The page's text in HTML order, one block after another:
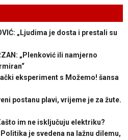
„Ljudima je dosta i prestali su
„Plenković ili namjerno
eksperiment s Možemo! šansa
postanu plavi, vrijeme je za žute.
im ne isključuju elektriku?
Politika je svedena na lažnu dilemu,